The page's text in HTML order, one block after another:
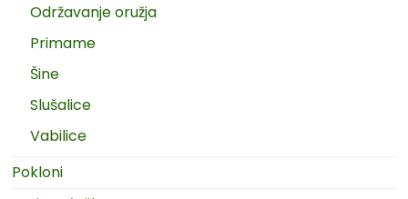
Održavanje oružja
Primame
Šine
Slušalice
Vabilice
Pokloni